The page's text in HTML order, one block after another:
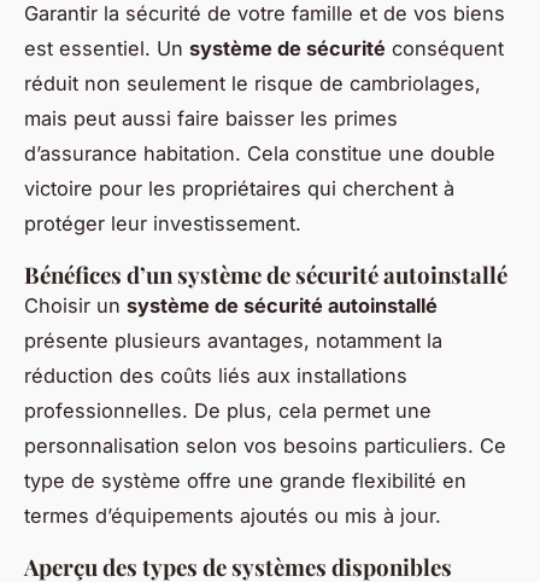
Garantir la sécurité de votre famille et de vos biens
est essentiel. Un système de sécurité conséquent
réduit non seulement le risque de cambriolages,
mais peut aussi faire baisser les primes
d’assurance habitation. Cela constitue une double
victoire pour les propriétaires qui cherchent à
protéger leur investissement.
Bénéfices d’un système de sécurité autoinstallé
Choisir un système de sécurité autoinstallé
présente plusieurs avantages, notamment la
réduction des coûts liés aux installations
professionnelles. De plus, cela permet une
personnalisation selon vos besoins particuliers. Ce
type de système offre une grande flexibilité en
termes d’équipements ajoutés ou mis à jour.
Aperçu des types de systèmes disponibles